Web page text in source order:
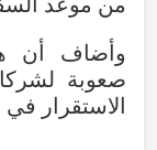
وأضاف
أن
صعوبة
الاستقرار في